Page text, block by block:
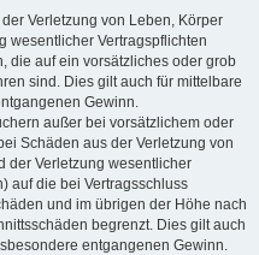
Verletzung von Leben, Körper
wesentlicher Vertragspflichten
die auf ein vorsätzliches oder grob
sind. Dies gilt auch für mittelbare
Gewinn.
außer bei vorsätzlichem oder
Schäden aus der Verletzung von
der Verletzung wesentlicher
auf die bei Vertragsschluss
und im übrigen der Höhe nach
begrenzt. Dies gilt auch
entgangenen Gewinn.